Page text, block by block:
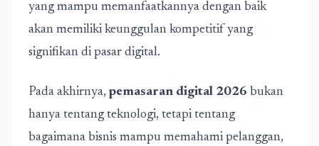
yang mampu memanfaatkannya dengan baik
akan memiliki keunggulan kompetitif yang
signifikan di pasar digital.
Pada akhirnya, pemasaran digital 2026 bukan
hanya tentang teknologi, tetapi tentang
bagaimana bisnis mampu memahami pelanggan,